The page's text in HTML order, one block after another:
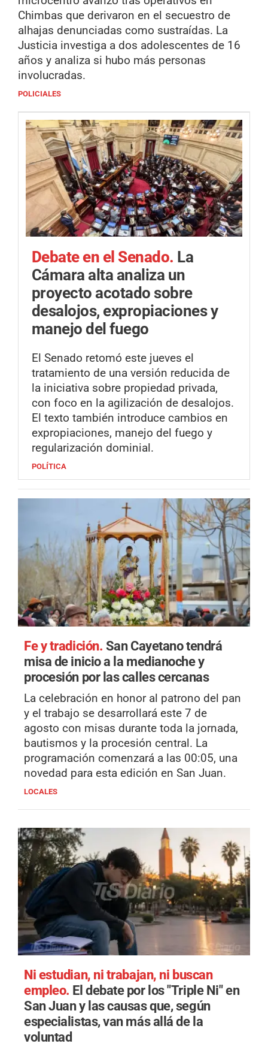
Chimbas que derivaron en el secuestro de
alhajas denunciadas como sustraídas. La
Justicia investiga a dos adolescentes de 16
años y analiza si hubo más personas
involucradas.
POLICIALES
Debate en el Senado. La
Cámara alta analiza un
proyecto acotado sobre
desalojos, expropiaciones y
manejo del fuego
El Senado retomó este jueves el
tratamiento de una versión reducida de
la iniciativa sobre propiedad privada,
con foco en la agilización de desalojos.
El texto también introduce cambios en
expropiaciones, manejo del fuego y
regularización dominial.
POLÍTICA
Fe y tradición. San Cayetano tendrá
misa de inicio a la medianoche y
procesión por las calles cercanas
La celebración en honor al patrono del pan
y el trabajo se desarrollará este 7 de
agosto con misas durante toda la jornada,
bautismos y la procesión central. La
programación comenzará a las 00:05, una
novedad para esta edición en San Juan.
LOCALES
Ni estudian, ni trabajan, ni buscan
empleo. El debate por los "Triple Ni" en
San Juan y las causas que, según
especialistas, van más allá de la
voluntad